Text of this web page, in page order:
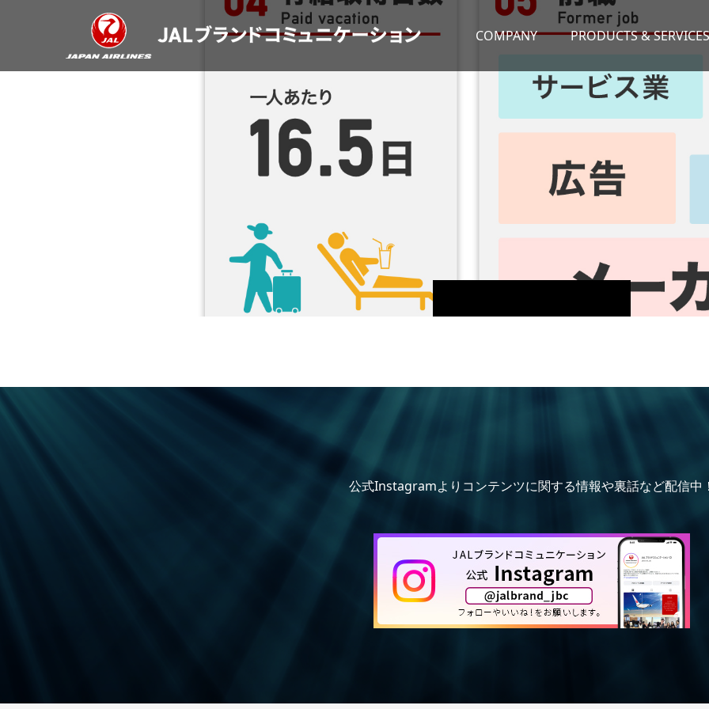
COMPANY PRODUCTS & SERVICES
公式Instagramよりコンテンツに関する情報や裏話など配信中